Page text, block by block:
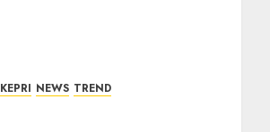
KEPRI NEWS TREND